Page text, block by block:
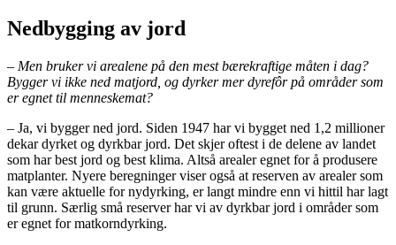
Nedbygging av jord
– Men bruker vi arealene på den mest bærekraftige måten i dag?
Bygger vi ikke ned matjord, og dyrker mer dyrefôr på områder som
er egnet til menneskemat?
– Ja, vi bygger ned jord. Siden 1947 har vi bygget ned 1,2 millioner
dekar dyrket og dyrkbar jord. Det skjer oftest i de delene av landet
som har best jord og best klima. Altså arealer egnet for å produsere
matplanter. Nyere beregninger viser også at reserven av arealer som
kan være aktuelle for nydyrking, er langt mindre enn vi hittil har lagt
til grunn. Særlig små reserver har vi av dyrkbar jord i områder som
er egnet for matkorndyrking.